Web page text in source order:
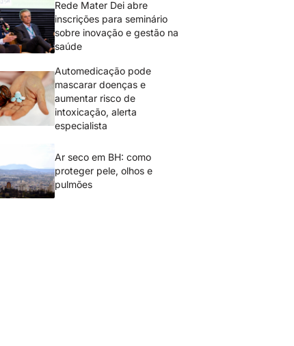
Rede Mater Dei abre
inscrições para seminário
sobre inovação e gestão na
saúde
Automedicação pode
mascarar doenças e
aumentar risco de
intoxicação, alerta
especialista
Ar seco em BH: como
proteger pele, olhos e
pulmões